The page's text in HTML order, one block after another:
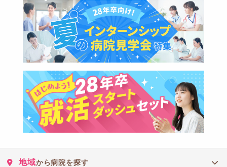
地域から病院を探す